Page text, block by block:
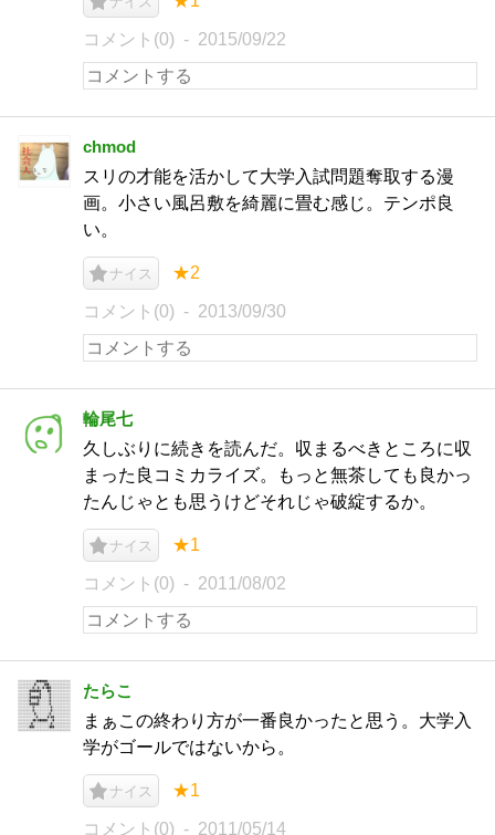
コメント(0) 2015/09/22
chmod
スリの才能を活かして大学入試問題奪取する漫
画。小さい風呂敷を綺麗に畳む感じ。テンポ良
い。
ナイス ★2
コメント(0) 2013/09/30
輪尾七
久しぶりに続きを読んだ。収まるべきところに収
まった良コミカライズ。もっと無茶しても良かっ
たんじゃとも思うけどそれじゃ破綻するか。
ナイス ★1
コメント(0) 2011/08/02
たらこ
まぁこの終わり方が一番良かったと思う。大学入
学がゴールではないから。
ナイス ★1
コメント(0) 2011/05/14